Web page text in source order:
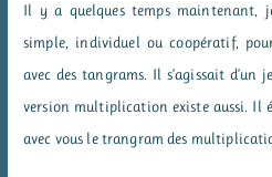
Il y a quelques temps maintenant,
simple, individuel ou coopératif,
avec des tangrams. Il s’agissait
version multiplication existe aussi. Il
avec vous le trangram des